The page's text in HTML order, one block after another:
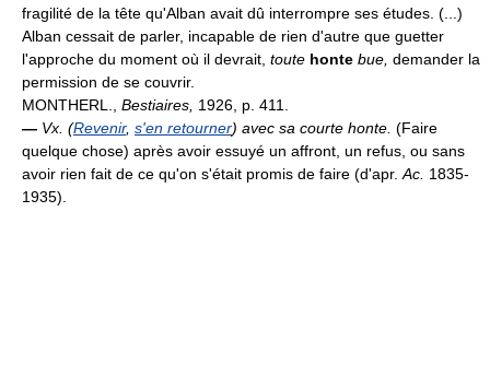
fragilité de la tête qu'Alban avait dû interrompre ses études. (...)
Alban cessait de parler, incapable de rien d'autre que guetter
l'approche du moment où il devrait, toute honte bue, demander la
permission de se couvrir.
MONTHERL., Bestiaires, 1926, p. 411.
— Vx. (Revenir, s'en retourner) avec sa courte honte. (Faire
quelque chose) après avoir essuyé un affront, un refus, ou sans
avoir rien fait de ce qu'on s'était promis de faire (d'apr. Ac. 1835-
1935).